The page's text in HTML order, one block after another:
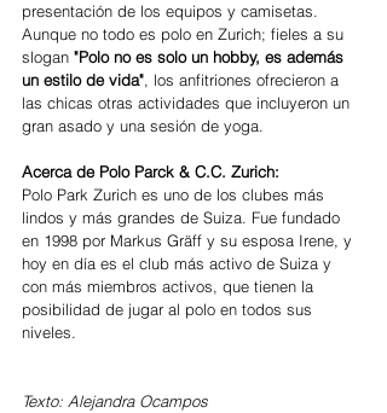
presentación de los equipos y camisetas.
Aunque no todo es polo en Zurich; fieles a su
slogan "Polo no es solo un hobby, es además
un estilo de vida", los anfitriones ofrecieron a
las chicas otras actividades que incluyeron un
gran asado y una sesión de yoga.
Acerca de Polo Parck & C.C. Zurich:
Polo Park Zurich es uno de los clubes más
lindos y más grandes de Suiza. Fue fundado
en 1998 por Markus Gräff y su esposa Irene, y
hoy en día es el club más activo de Suiza y
con más miembros activos, que tienen la
posibilidad de jugar al polo en todos sus
niveles.
Texto: Alejandra Ocampos